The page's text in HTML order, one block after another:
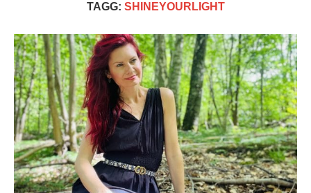
TAGG: SHINEYOURLIGHT